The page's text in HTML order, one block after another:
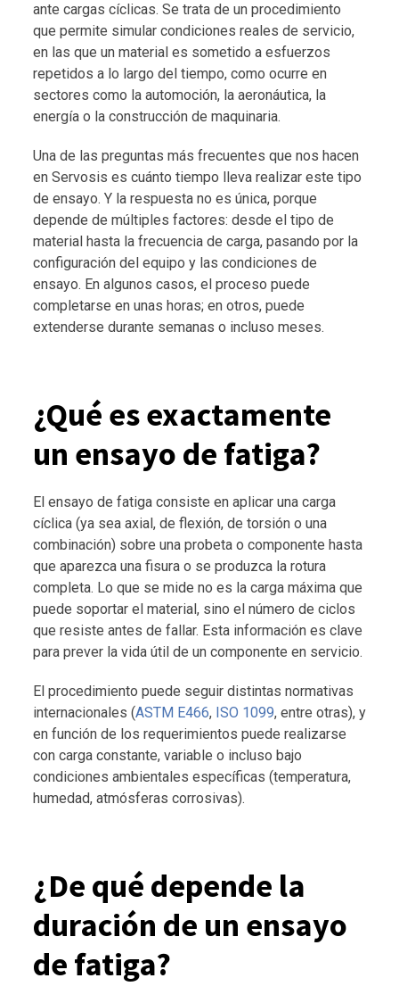
ante cargas cíclicas. Se trata de un procedimiento
que permite simular condiciones reales de servicio,
en las que un material es sometido a esfuerzos
repetidos a lo largo del tiempo, como ocurre en
sectores como la automoción, la aeronáutica, la
energía o la construcción de maquinaria.
Una de las preguntas más frecuentes que nos hacen
en Servosis es cuánto tiempo lleva realizar este tipo
de ensayo. Y la respuesta no es única, porque
depende de múltiples factores: desde el tipo de
material hasta la frecuencia de carga, pasando por la
configuración del equipo y las condiciones de
ensayo. En algunos casos, el proceso puede
completarse en unas horas; en otros, puede
extenderse durante semanas o incluso meses.
¿Qué es exactamente
un ensayo de fatiga?
El ensayo de fatiga consiste en aplicar una carga
cíclica (ya sea axial, de flexión, de torsión o una
combinación) sobre una probeta o componente hasta
que aparezca una fisura o se produzca la rotura
completa. Lo que se mide no es la carga máxima que
puede soportar el material, sino el número de ciclos
que resiste antes de fallar. Esta información es clave
para prever la vida útil de un componente en servicio.
El procedimiento puede seguir distintas normativas
internacionales (ASTM E466, ISO 1099, entre otras), y
en función de los requerimientos puede realizarse
con carga constante, variable o incluso bajo
condiciones ambientales específicas (temperatura,
humedad, atmósferas corrosivas).
¿De qué depende la
duración de un ensayo
de fatiga?